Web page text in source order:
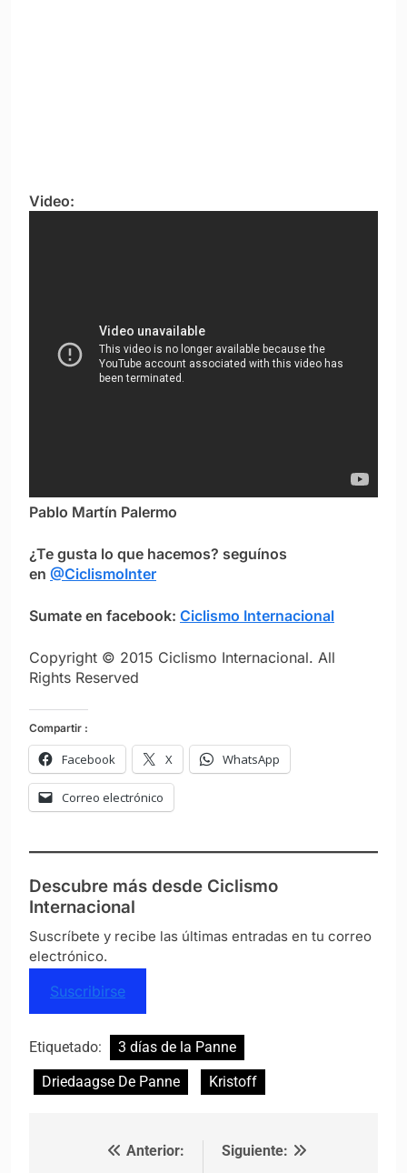
Video:
Pablo Martín Palermo
¿Te gusta lo que hacemos? seguínos
en @CiclismoInter
Sumate en facebook: Ciclismo Internacional
Copyright © 2015 Ciclismo Internacional. All
Rights Reserved
Compartir :
Facebook X WhatsApp
Correo electrónico
Descubre más desde Ciclismo
Internacional
Suscríbete y recibe las últimas entradas en tu correo
electrónico.
Suscribirse
Etiquetado:
3 días de la Panne
Driedaagse De Panne
Kristoff
Navegación de entradas
Anterior:
Siguiente: